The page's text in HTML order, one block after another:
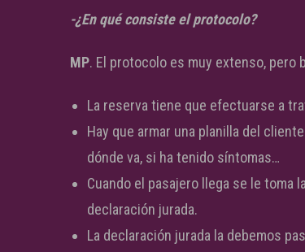
-¿En qué consiste el protocolo?
MP. El protocolo es muy extenso, pero
La reserva tiene que efectuarse a
Hay que armar una planilla del
dónde va, si ha tenido síntomas…
Cuando el pasajero llega se le toma
declaración jurada.
La declaración jurada la debemos